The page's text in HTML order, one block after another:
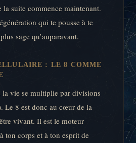
la suite commence maintenant.
qui te pousse à te
sage qu’auparavant.
: LE 8 COMME
vie se multiplie par divisions
Le 8 est donc au cœur de la
vivant. Il est le moteur
ton corps et à ton esprit de